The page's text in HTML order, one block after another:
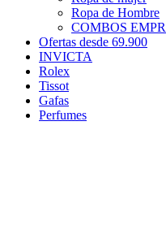
Ropa de Hombre
COMBOS
Ofertas desde 69.900
INVICTA
Rolex
Tissot
Gafas
Perfumes